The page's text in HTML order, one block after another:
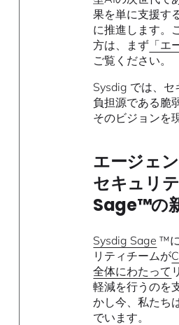
果を単に支援す
に推進します。
方は、まず 「エ
ご覧ください。
Sysdig では、
負担源である脆
そのビジョンを
エージェ
セキュリ
Sage™の
Sysdig Sage ™
リティチームが
全体にわたって
軽減を行うのを
かし今、私たち
でいます。